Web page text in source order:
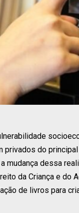
do
mudança dessa
da Criança e do
de livros para